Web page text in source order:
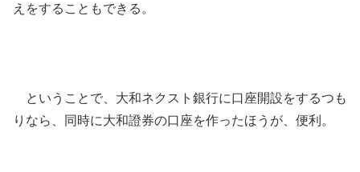
えをすることもできる。
ということで、大和ネクスト銀行に口座開設をするつも
りなら、同時に大和證券の口座を作ったほうが、便利。